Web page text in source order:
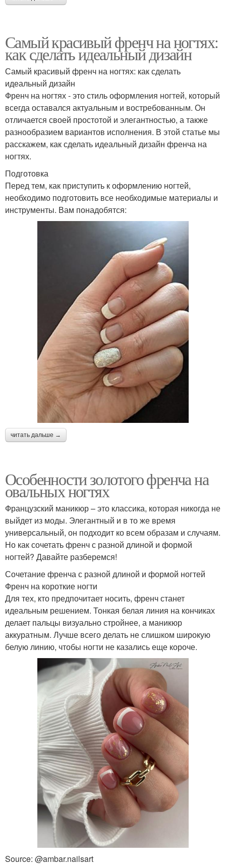
Самый красивый френч на ногтях:
как сделать идеальный дизайн
Самый красивый френч на ногтях: как сделать
идеальный дизайн
Френч на ногтях - это стиль оформления ногтей, который
всегда оставался актуальным и востребованным. Он
отличается своей простотой и элегантностью, а также
разнообразием вариантов исполнения. В этой статье мы
расскажем, как сделать идеальный дизайн френча на
ногтях.
Подготовка
Перед тем, как приступить к оформлению ногтей,
необходимо подготовить все необходимые материалы и
инструменты. Вам понадобятся:
читать дальше →
Особенности золотого френча на
овальных ногтях
Французский маникюр – это классика, которая никогда не
выйдет из моды. Элегантный и в то же время
универсальный, он подходит ко всем образам и случаям.
Но как сочетать френч с разной длиной и формой
ногтей? Давайте разберемся!
Сочетание френча с разной длиной и формой ногтей
Френч на короткие ногти
Для тех, кто предпочитает носить, френч станет
идеальным решением. Тонкая белая линия на кончиках
делает пальцы визуально стройнее, а маникюр
аккуратным. Лучше всего делать не слишком широкую
белую линию, чтобы ногти не казались еще короче.
Source: @ambar.nailsart